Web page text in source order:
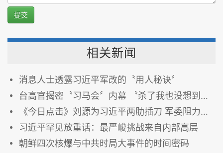
提交
相关新闻
消息人士透露习近平军改的〝用人秘诀〞
台高官揭密〝习马会〞内幕 〝杀了我也没想到去办马习会〞
《今日点击》刘源为习近平两肋插刀 军委阻力甚大
习近平罕见放重话：最严峻挑战来自内部高层
朝鲜四次核爆与中共时局大事件的时间密码